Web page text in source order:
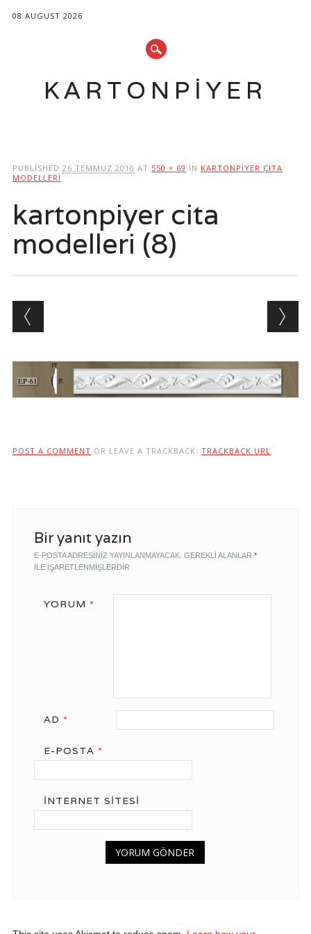
08 AUGUST 2026
KARTONPIYER
content
PUBLISHED 26 TEMMUZ 2010 AT 550 × 69 IN KARTONPIYER ÇITA
MODELLERI
kartonpiyer cita
modelleri (8)
POST A COMMENT OR LEAVE A TRACKBACK: TRACKBACK URL
Bir yanıt yazın
E-POSTA ADRESINIZ YAYINLANMAYACAK. GEREKLI ALANLAR *
ILE IŞARETLENMIŞLERDIR
YORUM *
AD *
E-POSTA *
İNTERNET SITESI